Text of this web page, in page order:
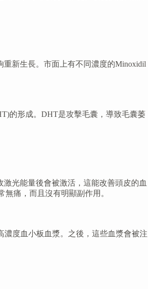
新生長。市面上有不同濃度的Minoxidil
的形成。DHT是攻擊毛囊，導致毛囊萎
光能量後會被激活，這能改善頭皮的血
痛，而且沒有明顯副作用。
濃度血小板血漿。之後，這些血漿會被注